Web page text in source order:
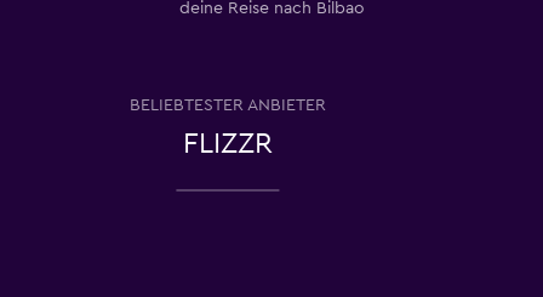
deine Reise nach Bilbao
BELIEBTESTER ANBIETER
FLIZZR